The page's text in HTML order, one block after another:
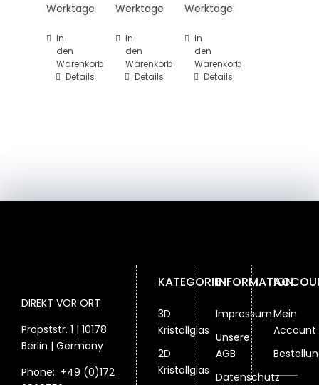
Werktage
In
den
Warenkorb
Details
Werktage
In
den
Warenkorb
Details
Werktage
In
den
Warenkorb
Details
DIREKT VOR ORT
Propststr. 1 | 10178
Berlin | Germany
Phone: +49 (0)172
KATEGORIE
3D
Kristallglas
2D
Kristallglas
INFORMATION
Impressum
Unsere
AGB
Datenschutz
Mein
Account